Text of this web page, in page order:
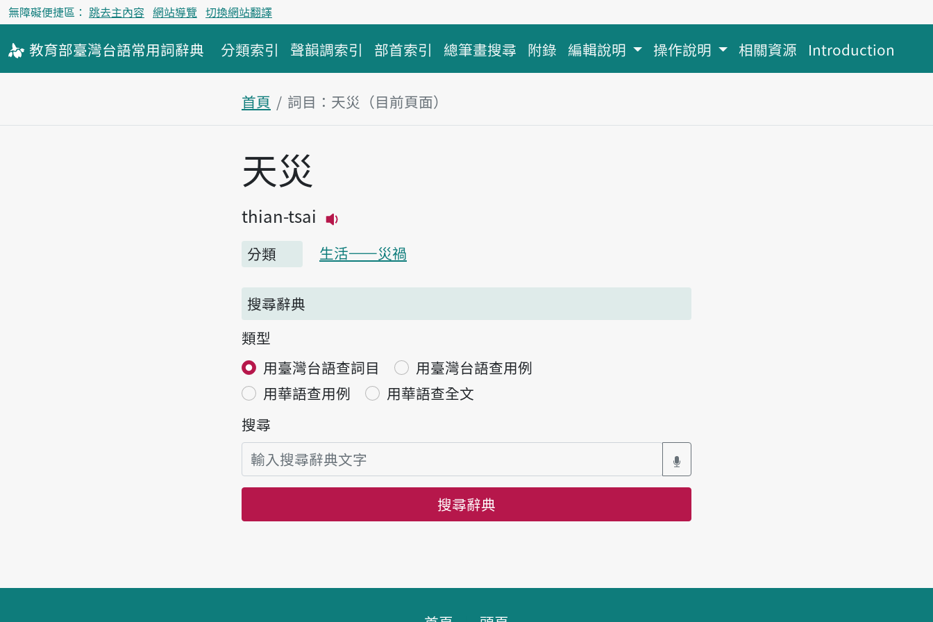
無障礙便捷區： 跳去主內容 網站導覽 切換網站翻譯
教育部臺灣台語常用詞辭典 分類索引 聲韻調索引 部首索引 總筆畫搜尋 附錄 編輯說明 操作說明 相關資源 Introduction
首頁 詞目：天災（目前頁面）
主內容區塊
天災
thian-tsai
分類
生活——災禍
搜尋辭典
類型
用臺灣台語查詞目
用臺灣台語查用例
用華語查用例
用華語查全文
搜尋
搜尋辭典